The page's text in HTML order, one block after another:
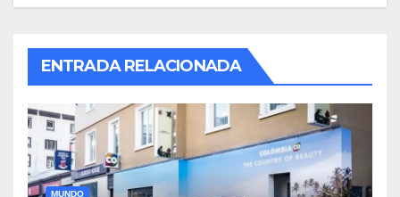
ENTRADA RELACIONADA
MUNDO